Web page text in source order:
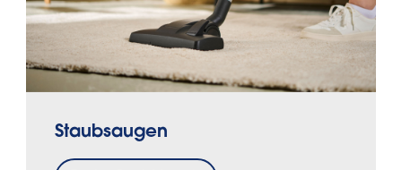
Staubsaugen